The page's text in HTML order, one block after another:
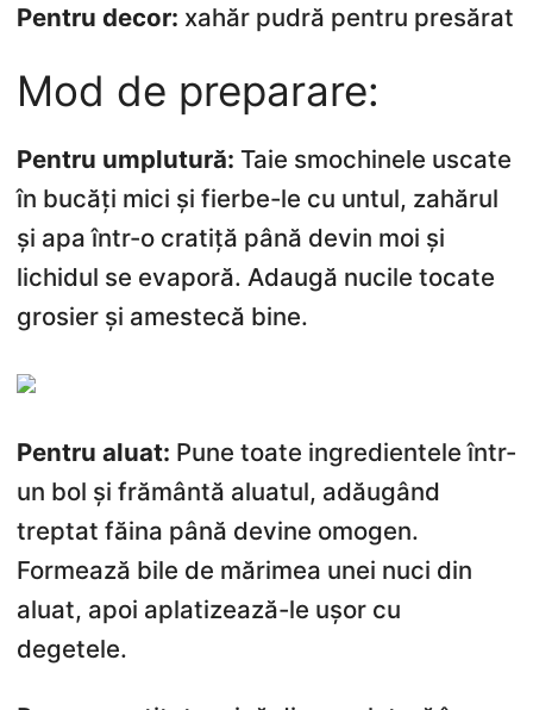
Pentru decor: xahăr pudră pentru presărat
Mod de preparare:
Pentru umplutură: Taie smochinele uscate
în bucăți mici și fierbe-le cu untul, zahărul
și apa într-o cratiță până devin moi și
lichidul se evaporă. Adaugă nucile tocate
grosier și amestecă bine.
Pentru aluat: Pune toate ingredientele într-
un bol și frământă aluatul, adăugând
treptat făina până devine omogen.
Formează bile de mărimea unei nuci din
aluat, apoi aplatizează-le ușor cu
degetele.